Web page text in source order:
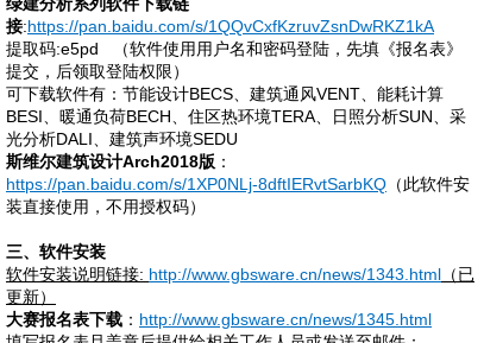
接:https://pan.baidu.com/s/1QQvCxfKzruvZsnDwRKZ1kA
提取码:e5pd
（软件使用用户名和密码登陆，先填《报名表》
提交，后领取登陆权限）
可下载软件有：节能设计BECS、建筑通风VENT、能耗计算
BESI、暖通负荷BECH、住区热环境TERA、日照分析SUN、采
光分析DALI、建筑声环境SEDU
斯维尔建筑设计Arch2018版 ：
https://pan.baidu.com/s/1XP0NLj-8dftIERvtSarbKQ （此软件安
装直接使用，不用授权码）
三、软件安装
软件安装说明链接: http://www.gbsware.cn/news/1343.html （已
更新）
大赛报名表下载 ： http://www.gbsware.cn/news/1345.html